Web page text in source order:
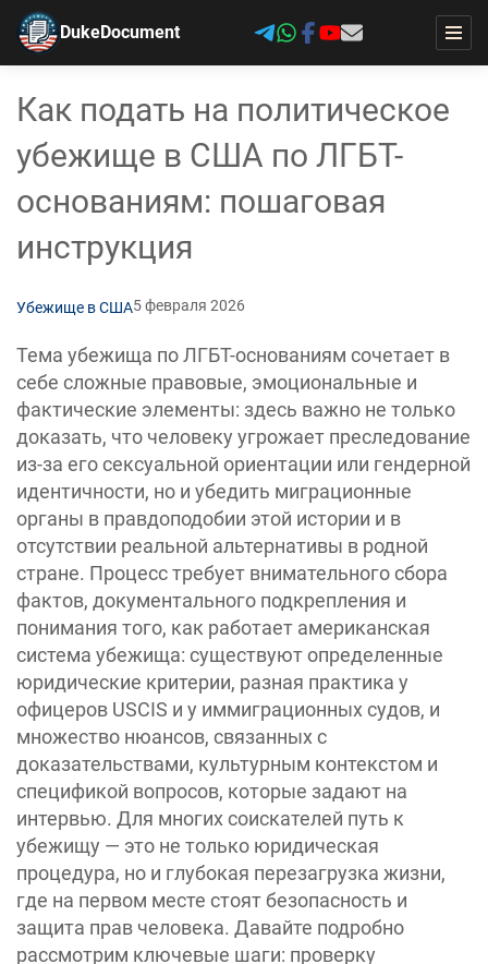
DukeDocument
Как подать на политическое
убежище в США по ЛГБТ-
основаниям: пошаговая
инструкция
Убежище в США5 февраля 2026
Тема убежища по ЛГБТ-основаниям сочетает в
себе сложные правовые, эмоциональные и
фактические элементы: здесь важно не только
доказать, что человеку угрожает преследование
из-за его сексуальной ориентации или гендерной
идентичности, но и убедить миграционные
органы в правдоподобии этой истории и в
отсутствии реальной альтернативы в родной
стране. Процесс требует внимательного сбора
фактов, документального подкрепления и
понимания того, как работает американская
система убежища: существуют определенные
юридические критерии, разная практика у
офицеров USCIS и у иммиграционных судов, и
множество нюансов, связанных с
доказательствами, культурным контекстом и
спецификой вопросов, которые задают на
интервью. Для многих соискателей путь к
убежищу — это не только юридическая
процедура, но и глубокая перезагрузка жизни,
где на первом месте стоят безопасность и
защита прав человека. Давайте подробно
рассмотрим ключевые шаги: проверку